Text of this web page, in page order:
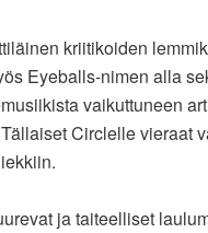
kriitikoiden
Eyeballs-nimen alla
vaikuttuneen
Circlelle vieraat
ja taiteelliset